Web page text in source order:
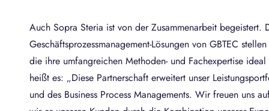
Auch Sopra Steria ist von der Zusammenarbeit begeistert.
Geschäftsprozessmanagement-Lösungen von GBTEC
die ihre umfangreichen Methoden- und Fachexpertise
heißt es: „Diese Partnerschaft erweitert unser
und des Business Process Managements. Wir freuen uns